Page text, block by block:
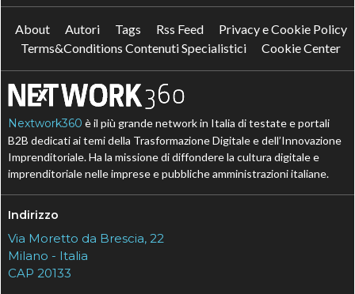
About Autori Tags Rss Feed
Privacy e Cookie Policy
Terms&Conditions Contenuti Specialistici
Cookie Center
Nextwork360 è il più grande network in Italia di testate e portali
B2B dedicati ai temi della Trasformazione Digitale e dell’Innovazione
Imprenditoriale. Ha la missione di diffondere la cultura digitale e
imprenditoriale nelle imprese e pubbliche amministrazioni italiane.
Indirizzo
Via Moretto da Brescia, 22
Milano - Italia
CAP 20133